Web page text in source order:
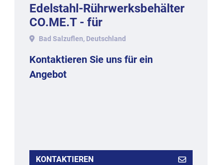
Edelstahl-Rührwerksbehälter
CO.ME.T - für
Zuckerlösungen, auf Dreibein,
Bad Salzuflen, Deutschland
Kontaktieren Sie uns für ein
Angebot
KONTAKTIEREN